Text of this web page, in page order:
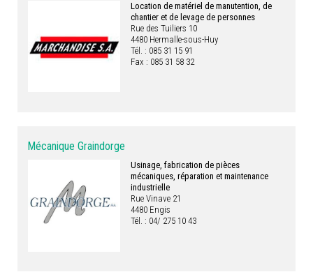
Location de matériel de manutention, de
chantier et de levage de personnes
Rue des Tuiliers 10
4480 Hermalle-sous-Huy
Tél. : 085 31 15 91
Fax : 085 31 58 32
Mécanique Graindorge
Usinage, fabrication de pièces
mécaniques, réparation et maintenance
industrielle
Rue Vinave 21
4480 Engis
Tél. : 04/ 275 10 43